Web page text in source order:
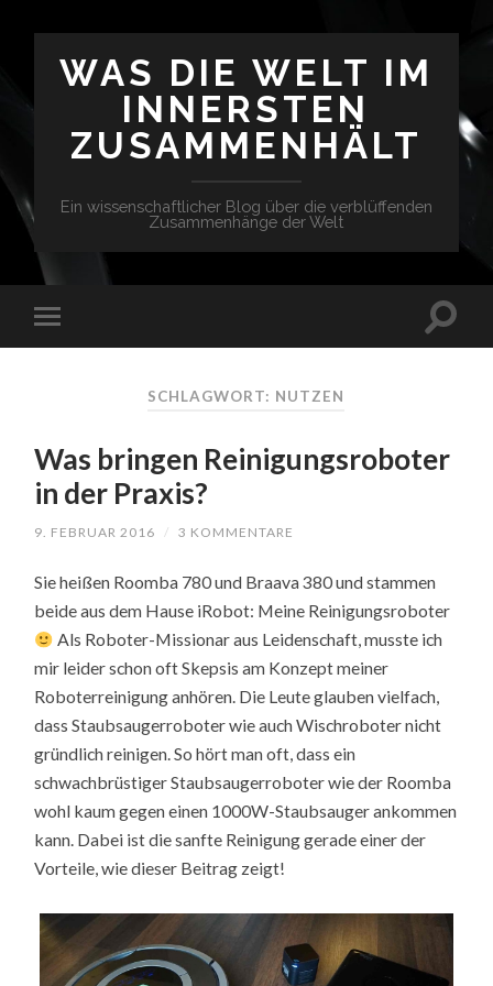
WAS DIE WELT IM
INNERSTEN
ZUSAMMENHÄLT
Ein wissenschaftlicher Blog über die verblüffenden
Zusammenhänge der Welt
SCHLAGWORT: NUTZEN
Was bringen Reinigungsroboter
in der Praxis?
9. FEBRUAR 2016 / 3 KOMMENTARE
Sie heißen Roomba 780 und Braava 380 und stammen
beide aus dem Hause iRobot: Meine Reinigungsroboter
Als Roboter-Missionar aus Leidenschaft, musste ich
mir leider schon oft Skepsis am Konzept meiner
Roboterreinigung anhören. Die Leute glauben vielfach,
dass Staubsaugerroboter wie auch Wischroboter nicht
gründlich reinigen. So hört man oft, dass ein
schwachbrüstiger Staubsaugerroboter wie der Roomba
wohl kaum gegen einen 1000W-Staubsauger ankommen
kann. Dabei ist die sanfte Reinigung gerade einer der
Vorteile, wie dieser Beitrag zeigt!